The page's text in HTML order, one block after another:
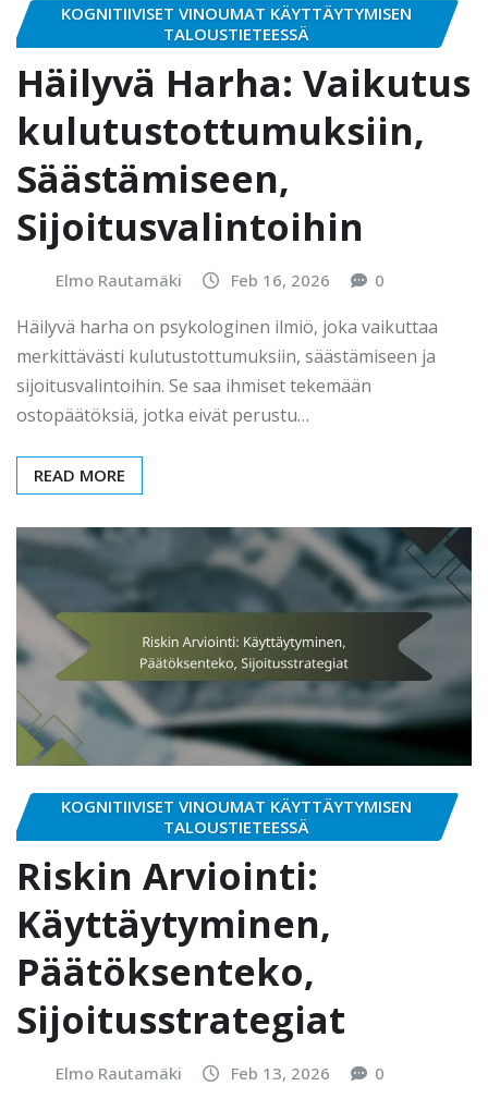
KOGNITIIVISET VINOUMAT KÄYTTÄYTYMISEN
TALOUSTIETEESSÄ
Häilyvä Harha: Vaikutus
kulutustottumuksiin,
Säästämiseen,
Sijoitusvalintoihin
Elmo Rautamäki Feb 16, 2026 0
Häilyvä harha on psykologinen ilmiö, joka vaikuttaa
merkittävästi kulutustottumuksiin, säästämiseen ja
sijoitusvalintoihin. Se saa ihmiset tekemään
ostopäätöksiä, jotka eivät perustu…
READ MORE
KOGNITIIVISET VINOUMAT KÄYTTÄYTYMISEN
TALOUSTIETEESSÄ
Riskin Arviointi:
Käyttäytyminen,
Päätöksenteko,
Sijoitusstrategiat
Elmo Rautamäki Feb 13, 2026 0